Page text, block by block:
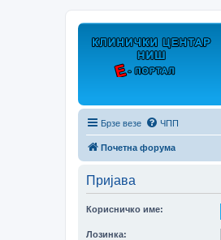
Брзе везе ЧПП
Почетна форума
Пријава
Корисничко име:
Лозинка: